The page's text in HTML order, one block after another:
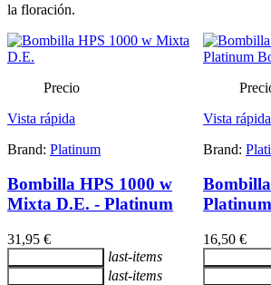
la floración.
Precio
Vista rápida
Brand: Platinum
Bombilla HPS 1000 w
Mixta D.E. - Platinum
31,95 €
last-items
last-items
Vista rápida
Brand:
Platinum
16,50 €